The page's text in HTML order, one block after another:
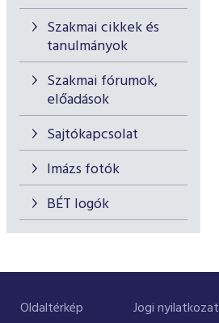
Szakmai cikkek és
tanulmányok
Szakmai fórumok,
előadások
Sajtókapcsolat
Imázs fotók
BÉT logók
Oldaltérkép Jogi nyilatkozat